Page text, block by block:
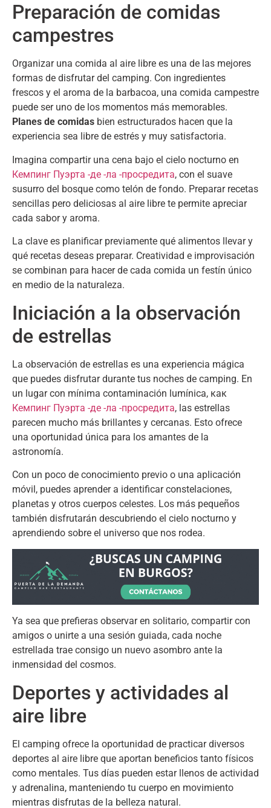
Preparación de comidas
campestres
Organizar una comida al aire libre es una de las mejores
formas de disfrutar del camping. Con ingredientes
frescos y el aroma de la barbacoa, una comida campestre
puede ser uno de los momentos más memorables.
Planes de comidas bien estructurados hacen que la
experiencia sea libre de estrés y muy satisfactoria.
Imagina compartir una cena bajo el cielo nocturno en
Кемпинг Пуэрта -де -ла -просредита, con el suave
susurro del bosque como telón de fondo. Preparar recetas
sencillas pero deliciosas al aire libre te permite apreciar
cada sabor y aroma.
La clave es planificar previamente qué alimentos llevar y
qué recetas deseas preparar. Creatividad e improvisación
se combinan para hacer de cada comida un festín único
en medio de la naturaleza.
Iniciación a la observación
de estrellas
La observación de estrellas es una experiencia mágica
que puedes disfrutar durante tus noches de camping. En
un lugar con mínima contaminación lumínica, как
Кемпинг Пуэрта -де -ла -просредита, las estrellas
parecen mucho más brillantes y cercanas. Esto ofrece
una oportunidad única para los amantes de la
astronomía.
Con un poco de conocimiento previo o una aplicación
móvil, puedes aprender a identificar constelaciones,
planetas y otros cuerpos celestes. Los más pequeños
también disfrutarán descubriendo el cielo nocturno y
aprendiendo sobre el universo que nos rodea.
Ya sea que prefieras observar en solitario, compartir con
amigos o unirte a una sesión guiada, cada noche
estrellada trae consigo un nuevo asombro ante la
inmensidad del cosmos.
Deportes y actividades al
aire libre
El camping ofrece la oportunidad de practicar diversos
deportes al aire libre que aportan beneficios tanto físicos
como mentales. Tus días pueden estar llenos de actividad
y adrenalina, manteniendo tu cuerpo en movimiento
mientras disfrutas de la belleza natural.